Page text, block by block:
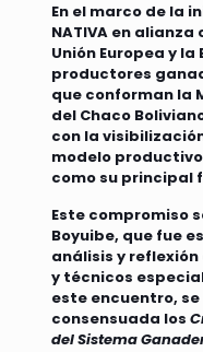
En el marco de la
NATIVA en alianza
Unión Europea y
productores
que conforman la
del Chaco
con la
modelo
como su principal
Este compromiso
Boyuibe, que fue
análisis y
y técnicos
este encuentro,
consensuada los
del Sistema